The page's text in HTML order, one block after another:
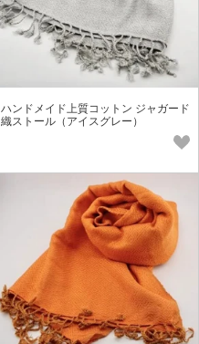
ハンドメイド上質コットン ジャガード
織ストール（アイスグレー）